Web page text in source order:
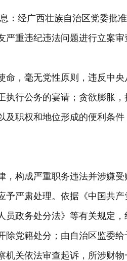
：经广西壮族自治区党委批
重违纪违法问题进行立案审
命，毫无党性原则，违反中
执行公务的宴请；贪欲膨胀
及职权和地位形成的便利条
，构成严重职务违法并涉嫌
予严肃处理。依据《中国共
员政务处分法》等有关规定
除党籍处分；由自治区监委
关依法审查起诉，所涉财物